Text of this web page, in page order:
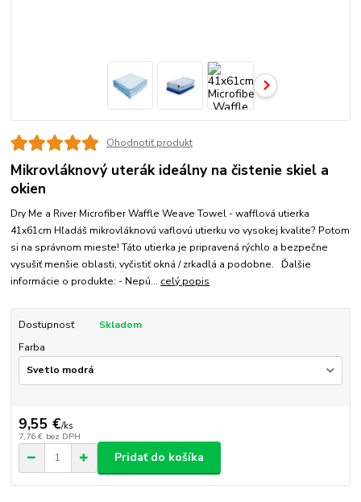
Ohodnotiť produkt
Mikrovláknový uterák ideálny na čistenie skiel a
okien
Dry Me a River Microfiber Waffle Weave Towel - wafflová utierka
41x61cm Hľadáš mikrovláknovú vaflovú utierku vo vysokej kvalite? Potom
si na správnom mieste! Táto utierka je pripravená rýchlo a bezpečne
vysušiť menšie oblasti, vyčistiť okná / zrkadlá a podobne. Ďalšie
informácie o produkte: - Nepú... celý popis
Dostupnosť
Skladom
Farba
9,55 €/ks
7,76 € bez DPH
Pridať do košíka